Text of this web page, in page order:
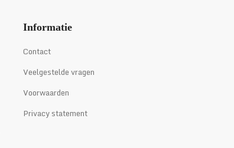
Informatie
Contact
Veelgestelde vragen
Voorwaarden
Privacy statement